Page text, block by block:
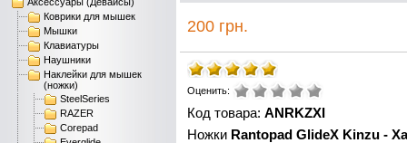
Коврики для мышек
Мышки
Клавиатуры
Наушники
Наклейки для мышек
(ножки)
SteelSeries
RAZER
Corepad
200 грн.
Оценить:
Код товара: ANRKZXI
Ножки Rantopad GlideX Kinzu -